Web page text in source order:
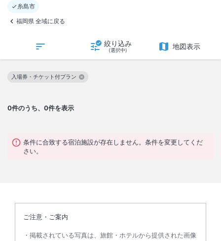
糸島市
福岡県 全域に戻る
絞り込み
(選択中) 地図表示
0件のうち、0件を表示
入場券・チケット付プラン
この絞り込み条件を解除
条件に合致する宿泊施設が存在しません。条件を変更してくだ
さい。
ご注意・ご案内
掲載されている写真は、旅館・ホテルから提供された画像